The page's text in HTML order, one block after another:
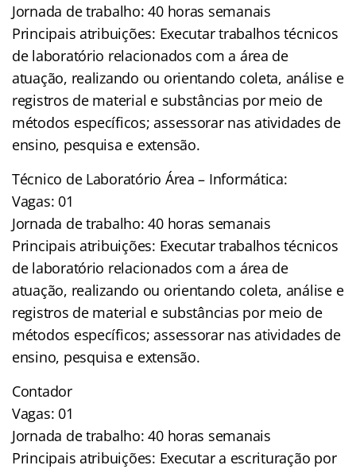
Jornada de trabalho: 40 horas semanais
Principais atribuições: Executar trabalhos técnicos
de laboratório relacionados com a área de
atuação, realizando ou orientando coleta, análise e
registros de material e substâncias por meio de
métodos específicos; assessorar nas atividades de
ensino, pesquisa e extensão.
Técnico de Laboratório Área – Informática:
Vagas: 01
Jornada de trabalho: 40 horas semanais
Principais atribuições: Executar trabalhos técnicos
de laboratório relacionados com a área de
atuação, realizando ou orientando coleta, análise e
registros de material e substâncias por meio de
métodos específicos; assessorar nas atividades de
ensino, pesquisa e extensão.
Contador
Vagas: 01
Jornada de trabalho: 40 horas semanais
Principais atribuições: Executar a escrituração por